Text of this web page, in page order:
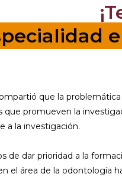
que la
que promueven la
a la investigación.
de dar prioridad a la
el área de la odontología